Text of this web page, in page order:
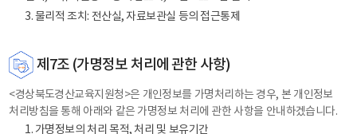
3. 물리적 조치: 전산실, 자료보관실 등의 접근통제
제7조 (가명정보 처리에 관한 사항)
<경상북도경산교육지원청>은 개인정보를 가명처리하는 경우, 본 개인정보
처리방침을 통해 아래와 같은 가명정보 처리에 관한 사항을 안내하겠습니다.
1. 가명정보의 처리 목적, 처리 및 보유기간